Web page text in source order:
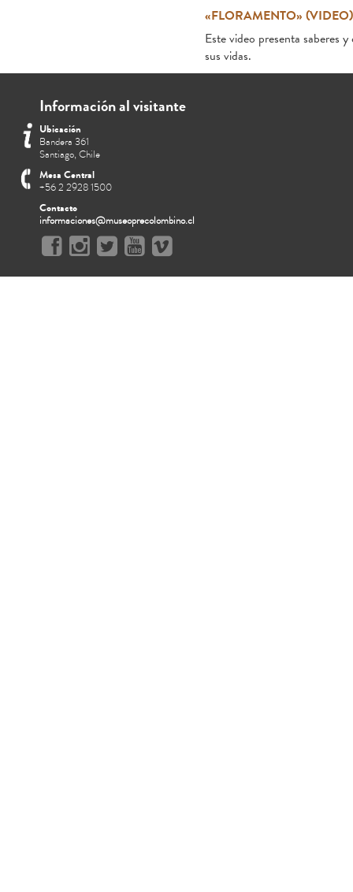
«FLORAMENTO» (VIDEO)
Este video presenta saberes
sus vidas.
Información al visitante
Ubicación
Bandera 361
Santiago, Chile
Mesa Central
+56 2 2928 1500
Contacto
informaciones@museoprecolombino.cl